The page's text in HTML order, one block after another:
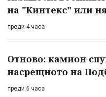
на "Кинтекс" или
преди 4 часа
Отново: камион
насрещното на
преди 6 часа